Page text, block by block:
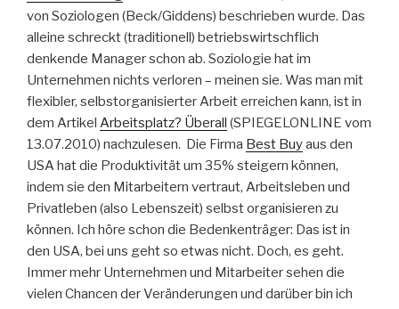
von Soziologen (Beck/Giddens) beschrieben wurde. Das
alleine schreckt (traditionell) betriebswirtschflich
denkende Manager schon ab. Soziologie hat im
Unternehmen nichts verloren – meinen sie. Was man mit
flexibler, selbstorganisierter Arbeit erreichen kann, ist in
dem Artikel Arbeitsplatz? Überall (SPIEGELONLINE vom
13.07.2010) nachzulesen. Die Firma Best Buyaus den
USA hat die Produktivität um 35% steigern können,
indem sie den Mitarbeitern vertraut, Arbeitsleben und
Privatleben (also Lebenszeit) selbst organisieren zu
können. Ich höre schon die Bedenkenträger: Das ist in
den USA, bei uns geht so etwas nicht. Doch, es geht.
Immer mehr Unternehmen und Mitarbeiter sehen die
vielen Chancen der Veränderungen und darüber bin ich